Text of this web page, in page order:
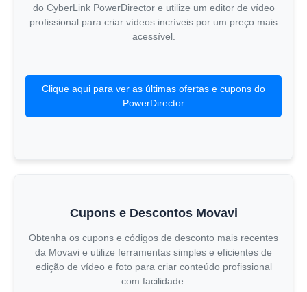
do CyberLink PowerDirector e utilize um editor de vídeo
profissional para criar vídeos incríveis por um preço mais
acessível.
Clique aqui para ver as últimas ofertas e cupons do
PowerDirector
Cupons e Descontos Movavi
Obtenha os cupons e códigos de desconto mais recentes
da Movavi e utilize ferramentas simples e eficientes de
edição de vídeo e foto para criar conteúdo profissional
com facilidade.